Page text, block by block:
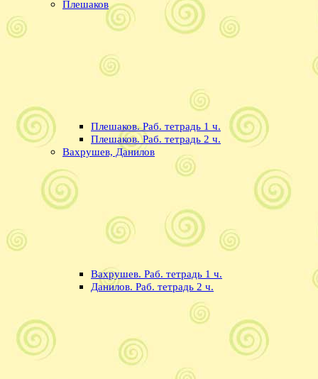
Плешаков
Плешаков. Раб. тетрадь 1 ч.
Плешаков. Раб. тетрадь 2 ч.
Вахрушев, Данилов
Вахрушев. Раб. тетрадь 1 ч.
Данилов. Раб. тетрадь 2 ч.